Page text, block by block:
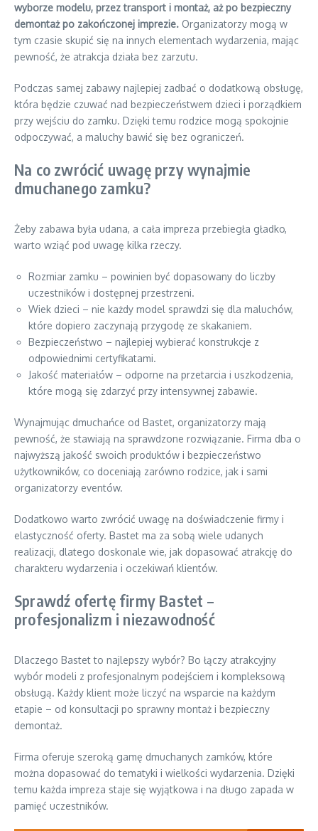
wyborze modelu, przez transport i montaż, aż po bezpieczny
demontaż po zakończonej imprezie. Organizatorzy mogą w
tym czasie skupić się na innych elementach wydarzenia, mając
pewność, że atrakcja działa bez zarzutu.
Podczas samej zabawy najlepiej zadbać o dodatkową obsługę,
która będzie czuwać nad bezpieczeństwem dzieci i porządkiem
przy wejściu do zamku. Dzięki temu rodzice mogą spokojnie
odpoczywać, a maluchy bawić się bez ograniczeń.
Na co zwrócić uwagę przy wynajmie
dmuchanego zamku?
Żeby zabawa była udana, a cała impreza przebiegła gładko,
warto wziąć pod uwagę kilka rzeczy.
Rozmiar zamku – powinien być dopasowany do liczby
uczestników i dostępnej przestrzeni.
Wiek dzieci – nie każdy model sprawdzi się dla maluchów,
które dopiero zaczynają przygodę ze skakaniem.
Bezpieczeństwo – najlepiej wybierać konstrukcje z
odpowiednimi certyfikatami.
Jakość materiałów – odporne na przetarcia i uszkodzenia,
które mogą się zdarzyć przy intensywnej zabawie.
Wynajmując dmuchańce od Bastet, organizatorzy mają
pewność, że stawiają na sprawdzone rozwiązanie. Firma dba o
najwyższą jakość swoich produktów i bezpieczeństwo
użytkowników, co doceniają zarówno rodzice, jak i sami
organizatorzy eventów.
Dodatkowo warto zwrócić uwagę na doświadczenie firmy i
elastyczność oferty. Bastet ma za sobą wiele udanych
realizacji, dlatego doskonale wie, jak dopasować atrakcję do
charakteru wydarzenia i oczekiwań klientów.
Sprawdź ofertę firmy Bastet –
profesjonalizm i niezawodność
Dlaczego Bastet to najlepszy wybór? Bo łączy atrakcyjny
wybór modeli z profesjonalnym podejściem i kompleksową
obsługą. Każdy klient może liczyć na wsparcie na każdym
etapie – od konsultacji po sprawny montaż i bezpieczny
demontaż.
Firma oferuje szeroką gamę dmuchanych zamków, które
można dopasować do tematyki i wielkości wydarzenia. Dzięki
temu każda impreza staje się wyjątkowa i na długo zapada w
pamięć uczestników.